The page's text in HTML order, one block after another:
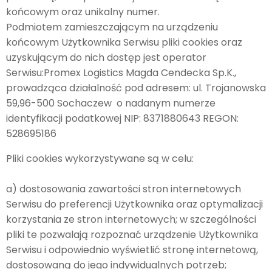
końcowym oraz unikalny numer.
Podmiotem zamieszczającym na urządzeniu
końcowym Użytkownika Serwisu pliki cookies oraz
uzyskującym do nich dostęp jest operator
Serwisu:Promex Logistics Magda Cendecka Sp.K.,
prowadząca działalność pod adresem: ul. Trojanowska
59,96-500 Sochaczew o nadanym numerze
identyfikacji podatkowej NIP: 8371880643 REGON:
528695186
Pliki cookies wykorzystywane są w celu:
a) dostosowania zawartości stron internetowych
Serwisu do preferencji Użytkownika oraz optymalizacji
korzystania ze stron internetowych; w szczególności
pliki te pozwalają rozpoznać urządzenie Użytkownika
Serwisu i odpowiednio wyświetlić stronę internetową,
dostosowaną do jego indywidualnych potrzeb;